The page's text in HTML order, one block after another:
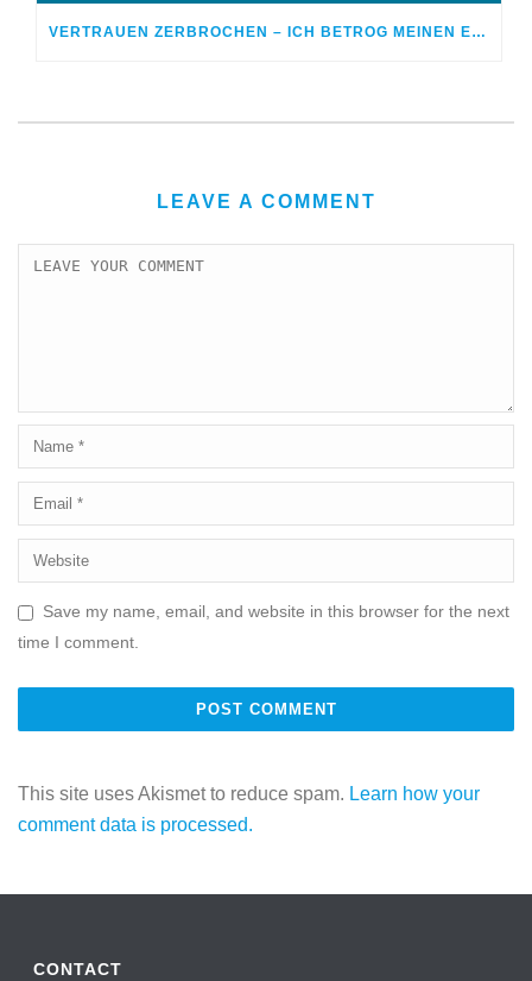
VERTRAUEN ZERBROCHEN – ICH BETROG MEINEN EHEPARTNER
LEAVE A COMMENT
Save my name, email, and website in this browser for the next
time I comment.
This site uses Akismet to reduce spam. Learn how your
comment data is processed.
CONTACT